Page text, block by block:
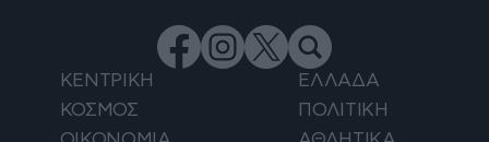
ΚΕΝΤΡΙΚΗ
ΕΛΛΑΔΑ
ΚΟΣΜΟΣ
ΠΟΛΙΤΙΚΗ